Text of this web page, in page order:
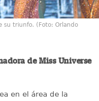
su triunfo. (Foto: Orlando
de Miss Universe
en el área de la